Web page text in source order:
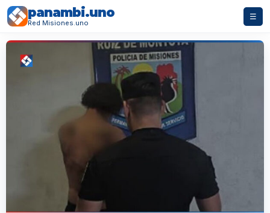
panambi.uno
Red Misiones.uno
☰